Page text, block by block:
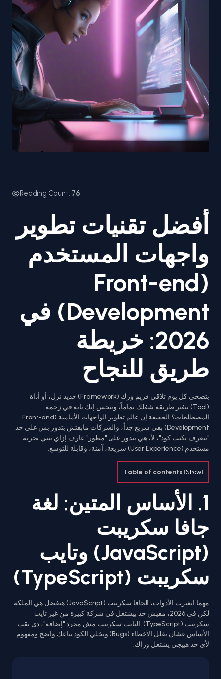
Reading Count: 76
أفضل تقنيات تطوير
واجهات المستخدم
(Front-end
Development) في
2026: خريطة
طريق للنجاح
بتصحى كل يوم تلاقي فريم ورك (Framework) جديد نزل، أو أداة
(Tool) بتغير طريقة شغلك تماماً، وبتحس إنك تايه في زحمة
المصطلحات؟ الحقيقة إن عالم تطوير الواجهات الأمامية (Front-end
Development) بقى سريع جداً، والشركات مابقتش بتدور بس على حد
"بيعرف يكتب كود"، لأ، هي بتدور على "مطور" عارف إزاي يبني تجربة
مستخدم (User Experience) سريعة، آمنة، وقابلة للتوسع.
Table of contents [Show]
1. الأساس المتين: لغة
جافا سكريبت
(JavaScript) وتايب
سكريبت (TypeScript)
مهما اتغيرت الأدوات، الجافا سكريبت (JavaScript) هتفضل هي الملكة.
لكن في 2026، مفيش حد بيشتغل في شركة كبيرة من غير تايب
سكريبت (TypeScript). التايب سكريبت مش مجرد "إضافة"، دي بقت
الأساس عشان تقلل الأخطاء (Bugs) وتخلي الكود بتاعك واضح ومفهوم
لأي حد هييجي يشتغل وراك.